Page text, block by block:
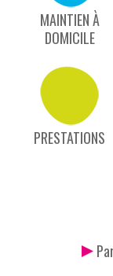
MAINTIEN À
DOMICILE
PRESTATIONS